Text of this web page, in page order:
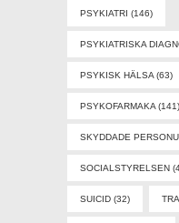
PSYKIATRI (146)
PSYKIATRISKA
PSYKISK HÄLSA (63)
PSYKOFARMAKA (141)
SKYDDADE
SOCIALSTYRELSEN
SUICID (32)